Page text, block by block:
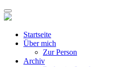
Startseite
Über mich
Zur Person
Archiv